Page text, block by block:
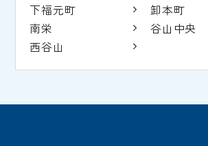
下福元町
卸本町
南栄
谷山中央
西谷山